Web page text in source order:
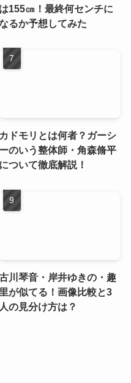
は155㎝！最終何センチに
るか予想してみた
カドモリとは何者？ガーシ
ーのいう整体師・角森脩平
について徹底解説！
川琴音・岸井ゆきの・趣
里が似てる！画像比較と3
人の見分け方は？